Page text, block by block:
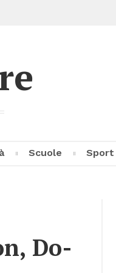
Scuo­le Sport
Do­